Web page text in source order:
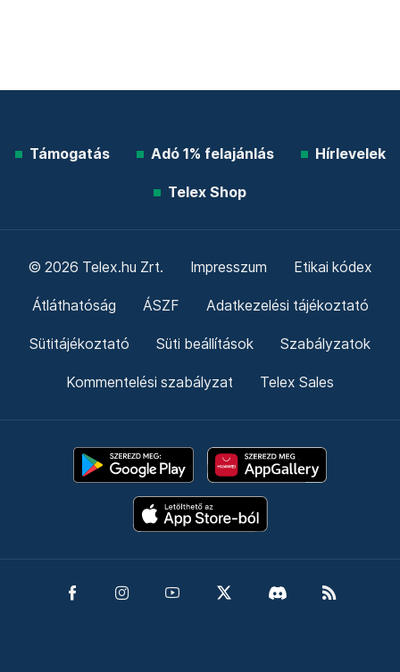
Támogatás Adó 1% felajánlás Hírlevelek
Telex Shop
© 2026 Telex.hu Zrt. Impresszum Etikai kódex
Átláthatóság ÁSZF Adatkezelési tájékoztató
Sütitájékoztató Süti beállítások Szabályzatok
Kommentelési szabályzat Telex Sales